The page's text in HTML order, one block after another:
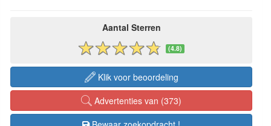
Aantal Sterren
(4.8)
Klik voor beoordeling
Advertenties van (373)